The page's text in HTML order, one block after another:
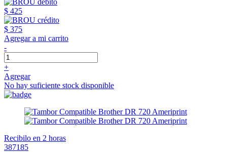
$ 425
$ 375
Agregar a mi carrito
-
+
Agregar
No hay suficiente stock disponible
Recibilo en 2 horas
387185